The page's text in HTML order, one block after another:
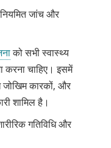
नियमित जांच और
को सभी स्वास्थ्य
चाहिए। इसमें
जोखिम कारकों, और
शामिल है।
गतिविधि और